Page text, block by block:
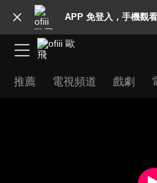
APP 免登入，手機觀
推薦 電視頻道 戲劇